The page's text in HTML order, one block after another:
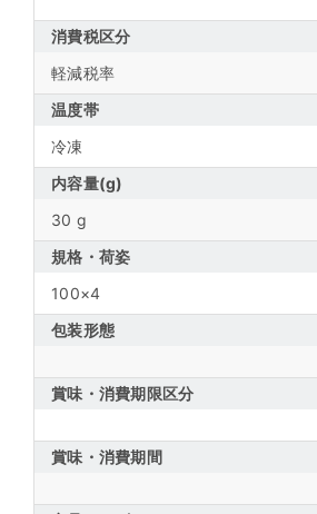
消費税区分
軽減税率
温度帯
冷凍
内容量(g)
30 g
規格・荷姿
100×4
包装形態
賞味・消費期限区分
賞味・消費期間